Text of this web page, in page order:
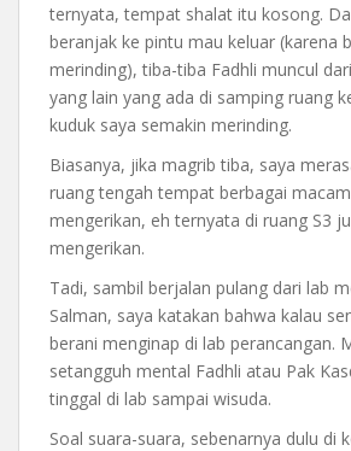
ternyata, tempat shalat itu kosong.
beranjak ke pintu mau keluar (karena
merinding), tiba-tiba Fadhli muncul
yang lain yang ada di samping ruang
kuduk saya semakin merinding.
Biasanya, jika magrib tiba, saya
ruang tengah tempat berbagai
mengerikan, eh ternyata di ruang S3
mengerikan.
Tadi, sambil berjalan pulang dari lab
Salman, saya katakan bahwa kalau
berani menginap di lab perancangan.
setangguh mental Fadhli atau Pak
tinggal di lab sampai wisuda.
Soal suara-suara, sebenarnya dulu di